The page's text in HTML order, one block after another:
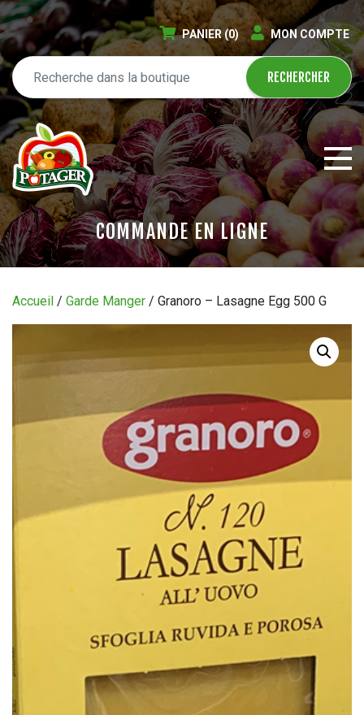
PANIER(0) MON COMPTE
COMMANDE EN LIGNE
CIRCULAIRE
CARRIÈRES
CONCOURS
Accueil / Garde Manger / Granoro – Lasagne Egg 500 G